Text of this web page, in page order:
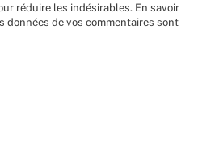
réduire les indésirables. En savoir
données de vos commentaires sont